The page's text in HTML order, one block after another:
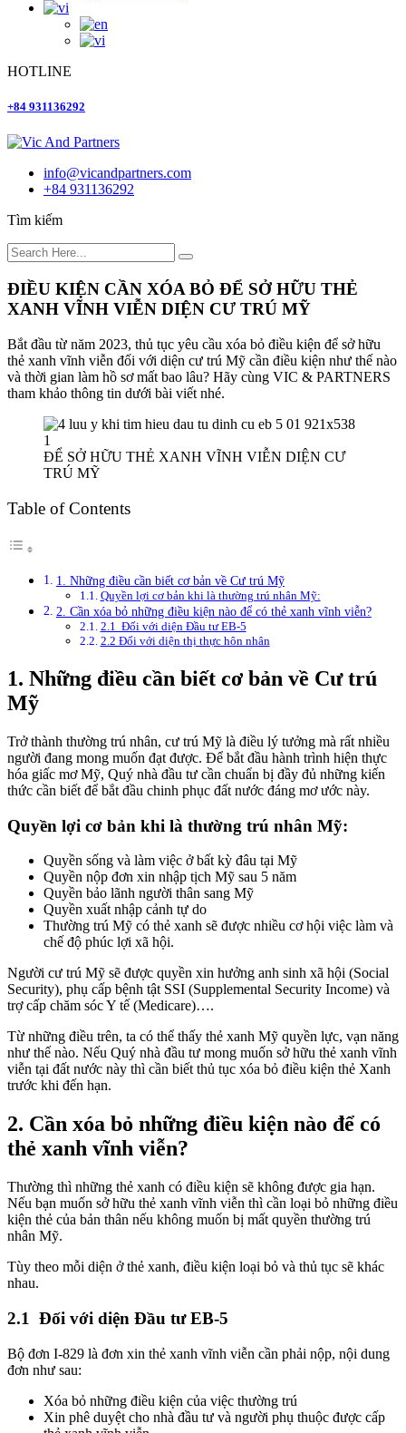
HOTLINE
+84 931136292
info@vicandpartners.com
+84 931136292
Tìm kiếm
ĐIỀU KIỆN CẦN XÓA BỎ ĐỂ SỞ HỮU THẺ
XANH VĨNH VIỄN DIỆN CƯ TRÚ MỸ
Bắt đầu từ năm 2023, thủ tục yêu cầu xóa bỏ điều kiện để sở hữu
thẻ xanh vĩnh viễn đối với diện cư trú Mỹ cần điều kiện như thế nào
và thời gian làm hồ sơ mất bao lâu? Hãy cùng VIC & PARTNERS
tham khảo thông tin dưới bài viết nhé.
ĐỂ SỞ HỮU THẺ XANH VĨNH VIỄN DIỆN CƯ
TRÚ MỸ
Table of Contents
1. Những điều cần biết cơ bản về Cư trú Mỹ
Quyền lợi cơ bản khi là thường trú nhân Mỹ:
2. Cần xóa bỏ những điều kiện nào để có thẻ xanh vĩnh viễn?
2.1 Đối với diện Đầu tư EB-5
2.2 Đối với diện thị thực hôn nhân
1. Những điều cần biết cơ bản về Cư trú
Mỹ
Trở thành thường trú nhân, cư trú Mỹ là điều lý tưởng mà rất nhiều
người đang mong muốn đạt được. Để bắt đầu hành trình hiện thực
hóa giấc mơ Mỹ, Quý nhà đầu tư cần chuẩn bị đầy đủ những kiến
thức cần biết để bắt đầu chinh phục đất nước đáng mơ ước này.
Quyền lợi cơ bản khi là thường trú nhân Mỹ:
Quyền sống và làm việc ở bất kỳ đâu tại Mỹ
Quyền nộp đơn xin nhập tịch Mỹ sau 5 năm
Quyền bảo lãnh người thân sang Mỹ
Quyền xuất nhập cảnh tự do
Thường trú Mỹ có thẻ xanh sẽ được nhiều cơ hội việc làm và
chế độ phúc lợi xã hội.
Người cư trú Mỹ sẽ được quyền xin hưởng anh sinh xã hội (Social
Security), phụ cấp bệnh tật SSI (Supplemental Security Income) và
trợ cấp chăm sóc Y tế (Medicare)….
Từ những điều trên, ta có thể thấy thẻ xanh Mỹ quyền lực, vạn năng
như thế nào. Nếu Quý nhà đầu tư mong muốn sở hữu thẻ xanh vĩnh
viễn tại đất nước này thì cần biết thủ tục xóa bỏ điều kiện thẻ Xanh
trước khi đến hạn.
2. Cần xóa bỏ những điều kiện nào để có
thẻ xanh vĩnh viễn?
Thường thì những thẻ xanh có điều kiện sẽ không được gia hạn.
Nếu bạn muốn sở hữu thẻ xanh vĩnh viễn thì cần loại bỏ những điều
kiện thẻ của bản thân nếu không muốn bị mất quyền thường trú
nhân Mỹ.
Tùy theo mỗi diện ở thẻ xanh, điều kiện loại bỏ và thủ tục sẽ khác
nhau.
2.1 Đối với diện Đầu tư EB-5
Bộ đơn I-829 là đơn xin thẻ xanh vĩnh viễn cần phải nộp, nội dung
đơn như sau:
Xóa bỏ những điều kiện của việc thường trú
Xin phê duyệt cho nhà đầu tư và người phụ thuộc được cấp